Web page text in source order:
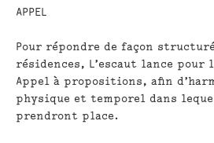
APPEL
Pour répondre de façon
résidences, L’escaut lance pour
Appel à propositions, afin
physique et temporel dans
prendront place.